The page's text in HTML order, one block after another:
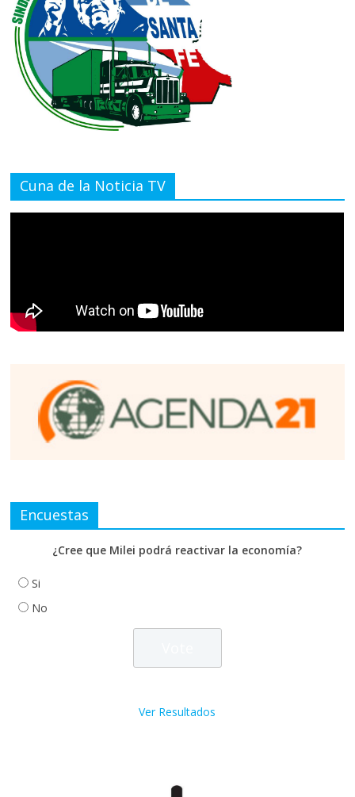
Cuna de la Noticia TV
Encuestas
¿Cree que Milei podrá reactivar la economía?
Si
No
Ver Resultados